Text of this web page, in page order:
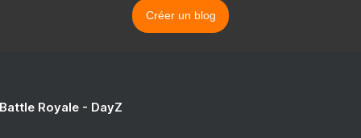
Créer un blog
Royale - DayZ